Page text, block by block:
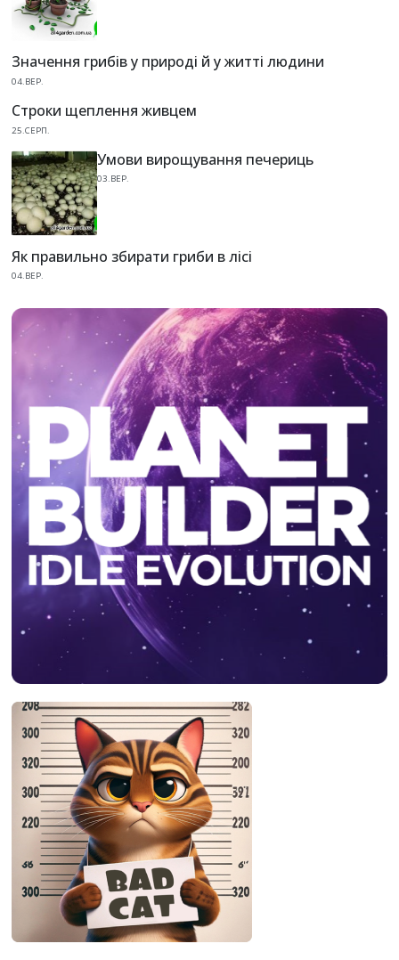
Значення грибів у природі й у житті людини
04.ВЕР.
Строки щеплення живцем
25.СЕРП.
Умови вирощування печериць
03.ВЕР.
Як правильно збирати гриби в лісі
04.ВЕР.